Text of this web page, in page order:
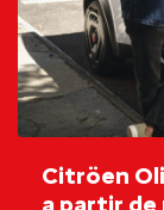
Citröen
a partir de